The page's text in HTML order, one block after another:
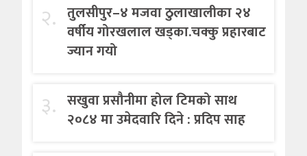
२. तुलसीपुर–४ मजवा ठुलाखालीका २४
वर्षीय गोरखलाल खड्का.चक्कु प्रहारबाट
ज्यान गयो
३. सखुवा प्रसौनीमा होल टिमको साथ
२०८४ मा उमेदवारि दिने : प्रदिप साह